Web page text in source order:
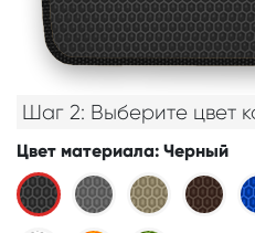
Шаг 2: Выберите цвет
Цвет материала: Черный